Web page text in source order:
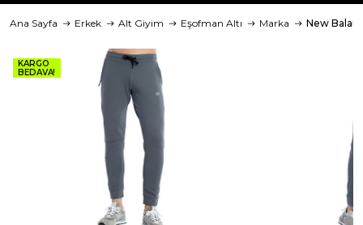
Ana Sayfa Erkek Alt Giyim Eşofman Altı Marka New
KARGO
BEDAVA!